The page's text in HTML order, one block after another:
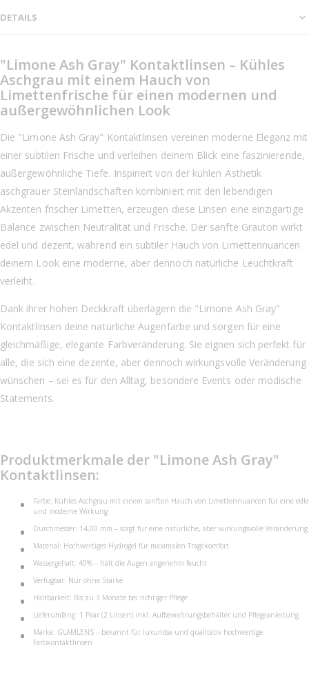
DETAILS
"Limone Ash Gray" Kontaktlinsen – Kühles
Aschgrau mit einem Hauch von
Limettenfrische für einen modernen und
außergewöhnlichen Look
Die "Limone Ash Gray" Kontaktlinsen vereinen moderne Eleganz mit
einer subtilen Frische und verleihen deinem Blick eine faszinierende,
außergewöhnliche Tiefe. Inspiriert von der kühlen Ästhetik
aschgrauer Steinlandschaften kombiniert mit den lebendigen
Akzenten frischer Limetten, erzeugen diese Linsen eine einzigartige
Balance zwischen Neutralität und Frische. Der sanfte Grauton wirkt
edel und dezent, während ein subtiler Hauch von Limettennuancen
deinem Look eine moderne, aber dennoch natürliche Leuchtkraft
verleiht.
Dank ihrer hohen Deckkraft überlagern die "Limone Ash Gray"
Kontaktlinsen deine natürliche Augenfarbe und sorgen für eine
gleichmäßige, elegante Farbveränderung. Sie eignen sich perfekt für
alle, die sich eine dezente, aber dennoch wirkungsvolle Veränderung
wünschen – sei es für den Alltag, besondere Events oder modische
Statements.
Produktmerkmale der "Limone Ash Gray"
Kontaktlinsen:
Farbe: Kühles Aschgrau mit einem sanften Hauch von Limettennuancen für eine edle
und moderne Wirkung
Durchmesser: 14,00 mm – sorgt für eine natürliche, aber wirkungsvolle Veränderung
Material: Hochwertiges Hydrogel für maximalen Tragekomfort
Wassergehalt: 40% – hält die Augen angenehm feucht
Verfügbar: Nur ohne Stärke
Haltbarkeit: Bis zu 3 Monate bei richtiger Pflege
Lieferumfang: 1 Paar (2 Linsen) inkl. Aufbewahrungsbehälter und Pflegeanleitung
Marke: GLAMLENS – bekannt für luxuriöse und qualitativ hochwertige
Farbkontaktlinsen